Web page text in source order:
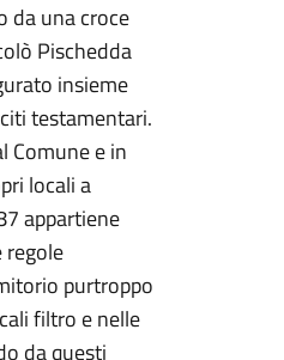
da una croce
Pischedda
insieme
testamentari.
Comune e in
locali a
appartiene
purtroppo
filtro e nelle
da questi